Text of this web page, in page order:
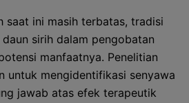
saat ini masih terbatas, tradisi
sirih dalam pengobatan
manfaatnya. Penelitian
untuk mengidentifikasi senyawa
jawab atas efek terapeutik